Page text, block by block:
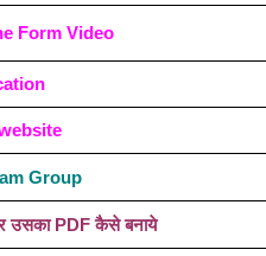
Form Video
Group
उसका PDF कैसे बनाये